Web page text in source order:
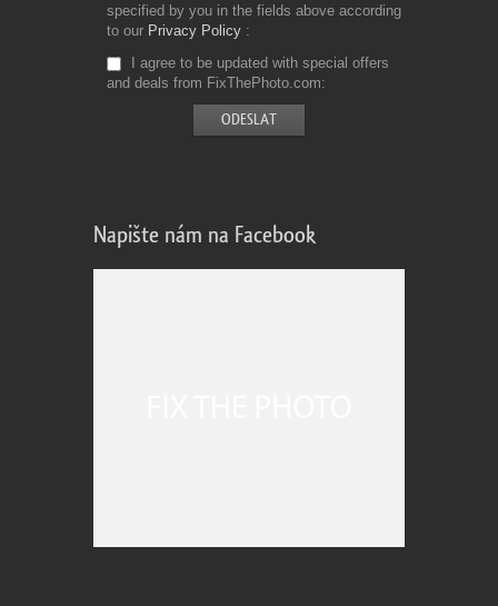
specified by you in the fields above according
to our Privacy Policy
I agree to be updated with special offers
and deals from FixThePhoto.com
Napište nám na Facebook